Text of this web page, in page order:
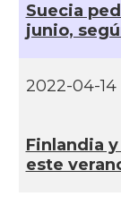
Suecia
junio,
2022-04-14
Finlandia
este